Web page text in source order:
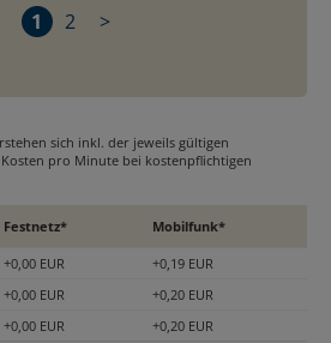
1
2 >
sich inkl. der jeweils gültigen
pro Minute bei kostenpflichtigen
Festnetz* Mobilfunk*
+0,00 EUR
+0,19 EUR
+0,00 EUR
+0,20 EUR
+0,00 EUR +0,20 EUR